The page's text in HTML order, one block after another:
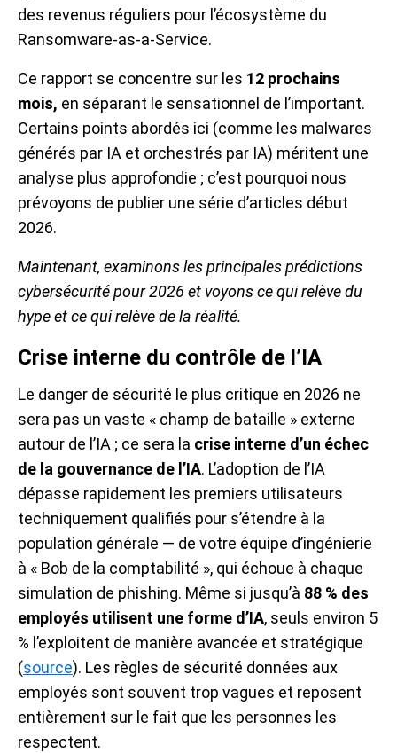
des revenus réguliers pour l’écosystème du
Ransomware-as-a-Service.
Ce rapport se concentre sur les 12 prochains
mois, en séparant le sensationnel de l’important.
Certains points abordés ici (comme les malwares
générés par IA et orchestrés par IA) méritent une
analyse plus approfondie ; c’est pourquoi nous
prévoyons de publier une série d’articles début
2026.
Maintenant, examinons les principales prédictions
cybersécurité pour 2026 et voyons ce qui relève du
hype et ce qui relève de la réalité.
Crise interne du contrôle de l’IA
Le danger de sécurité le plus critique en 2026 ne
sera pas un vaste « champ de bataille » externe
autour de l’IA ; ce sera la crise interne d’un échec
de la gouvernance de l’IA. L’adoption de l’IA
dépasse rapidement les premiers utilisateurs
techniquement qualifiés pour s’étendre à la
population générale — de votre équipe d’ingénierie
à « Bob de la comptabilité », qui échoue à chaque
simulation de phishing. Même si jusqu’à 88 % des
employés utilisent une forme d’IA, seuls environ 5
% l’exploitent de manière avancée et stratégique
(source). Les règles de sécurité données aux
employés sont souvent trop vagues et reposent
entièrement sur le fait que les personnes les
respectent.